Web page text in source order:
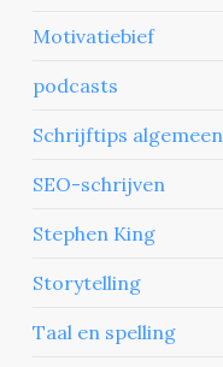
Motivatiebief
podcasts
Schrijftips algemeen
SEO-schrijven
Stephen King
Storytelling
Taal en spelling